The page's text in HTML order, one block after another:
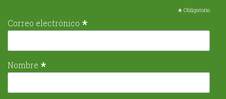
* Obligatorio
Correo electrónico *
Nombre *